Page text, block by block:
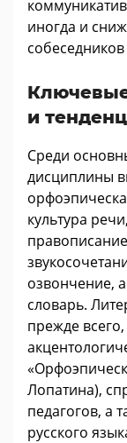
иногда и
и
Среди
дисциплины
культура
озвончение,
словарь.
прежде
Лопатина),
педагогов, а
русского